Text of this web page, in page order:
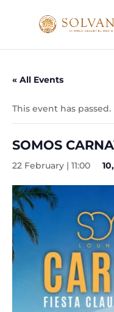
« All Events
This event has passed.
SOMOS
22 February | 11:00